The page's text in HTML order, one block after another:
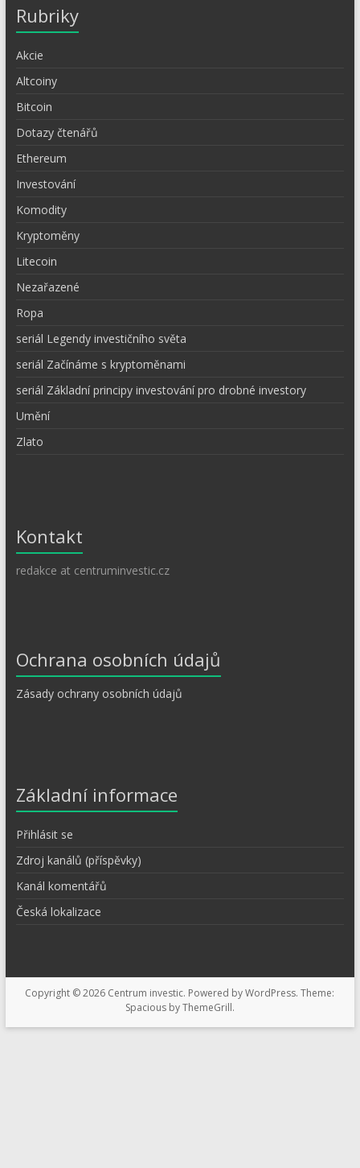
Rubriky
Akcie
Altcoiny
Bitcoin
Dotazy čtenářů
Ethereum
Investování
Komodity
Kryptoměny
Litecoin
Nezařazené
Ropa
seriál Legendy investičního světa
seriál Začínáme s kryptoměnami
seriál Základní principy investování pro drobné investory
Umění
Zlato
Kontakt
redakce at centruminvestic.cz
Ochrana osobních údajů
Zásady ochrany osobních údajů
Základní informace
Přihlásit se
Zdroj kanálů (příspěvky)
Kanál komentářů
Česká lokalizace
Copyright © 2026 Centrum investic. Powered byWordPress. Theme:
Spacious byThemeGrill.